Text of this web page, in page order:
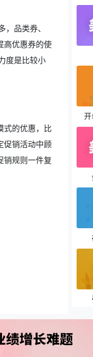
品类券、
高优惠券的使
度是比较小
式的优惠，比
促销活动中顾
销规则一件复